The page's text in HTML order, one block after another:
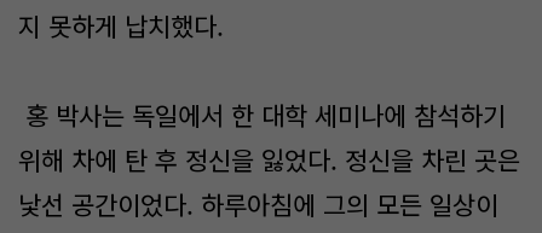
지 못하게 납치했다.
홍 박사는 독일에서 한 대학 세미나에 참석하기
위해 차에 탄 후 정신을 잃었다. 정신을 차린 곳은
낯선 공간이었다. 하루아침에 그의 모든 일상이